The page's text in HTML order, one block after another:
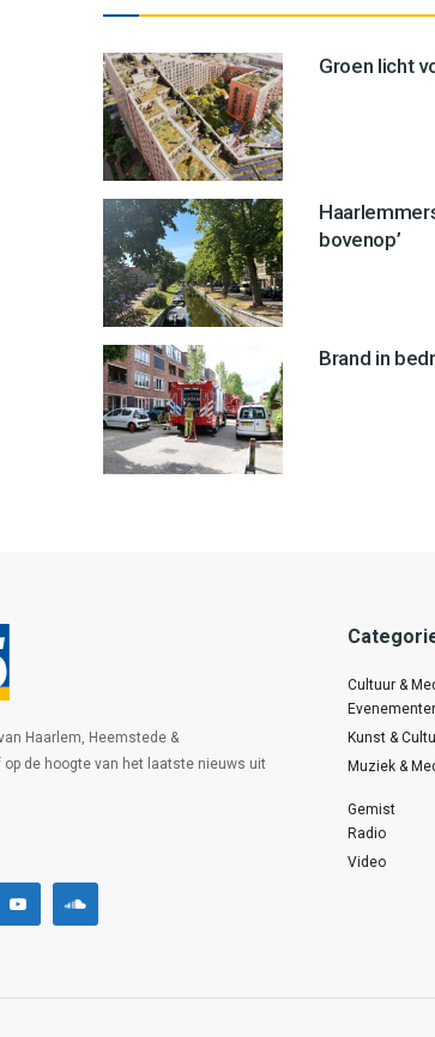
Groen licht
bovenop’
Brand in
Haarlem, Heemstede &
op de hoogte van het laatste nieuws uit
Cultuur &
Kunst &
Muziek &
Gemist
Radio
Video